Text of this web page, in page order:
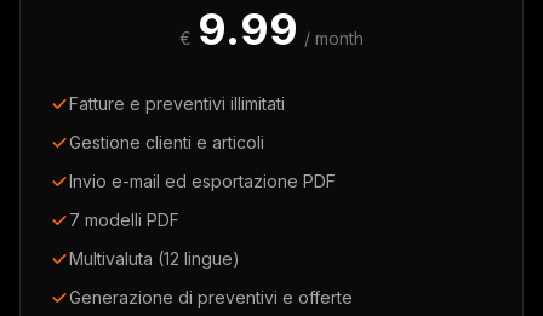
€ 9.99 / month
Fatture e preventivi illimitati
Gestione clienti e articoli
Invio e-mail ed esportazione PDF
7 modelli PDF
Multivaluta (12 lingue)
Generazione di preventivi e offerte